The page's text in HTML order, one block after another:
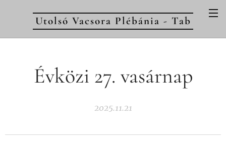
Utolsó Vacsora Plébánia - Tab
Évközi 27. vasárnap
2025.11.21